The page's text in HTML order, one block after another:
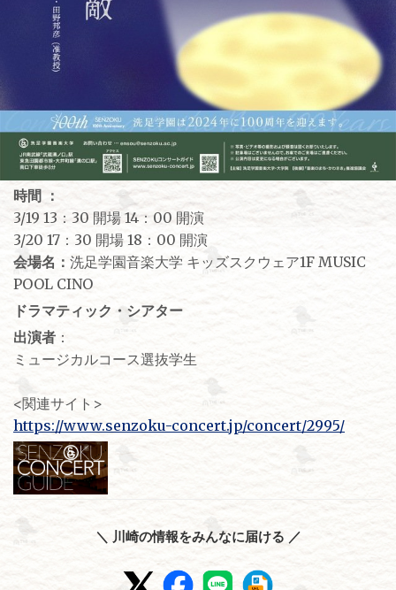
時間 ：
3/19 13：30 開場 14：00 開演
3/20 17：30 開場 18：00 開演
会場名： 洗足学園音楽大学 キッズスクウェア1F MUSIC
POOL CINO
ドラマティック・シアター
出演者 ：
ミュージカルコース選抜学生
<関連サイト>
https://www.senzoku-concert.jp/concert/2995/
＼ 川崎の情報をみんなに届ける ／